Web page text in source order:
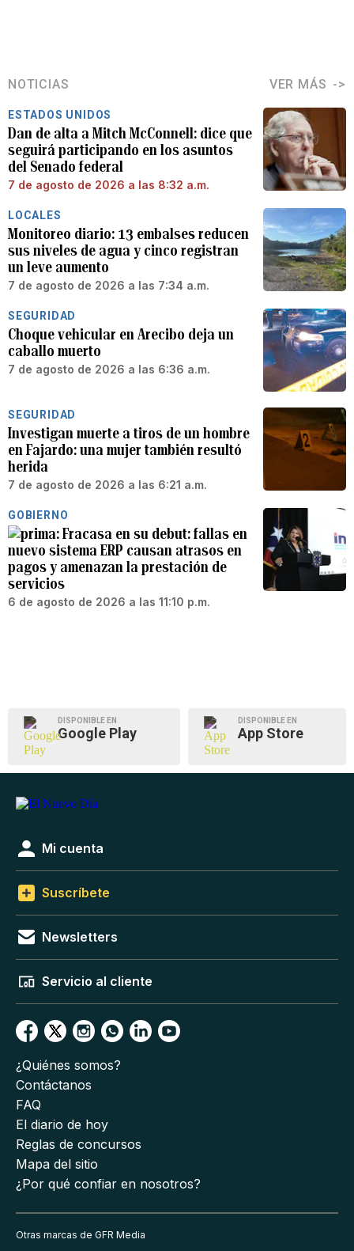
NOTICIAS VER MÁS
ESTADOS UNIDOS
Dan de alta a Mitch McConnell: dice que
seguirá participando en los asuntos
del Senado federal
7 de agosto de 2026 a las 8:32 a.m.
LOCALES
Monitoreo diario: 13 embalses reducen
sus niveles de agua y cinco registran
un leve aumento
7 de agosto de 2026 a las 7:34 a.m.
SEGURIDAD
Choque vehicular en Arecibo deja un
caballo muerto
7 de agosto de 2026 a las 6:36 a.m.
SEGURIDAD
Investigan muerte a tiros de un hombre
en Fajardo: una mujer también resultó
herida
7 de agosto de 2026 a las 6:21 a.m.
GOBIERNO
Fracasa en su debut: fallas en
nuevo sistema ERP causan atrasos en
pagos y amenazan la prestación de
servicios
6 de agosto de 2026 a las 11:10 p.m.
DISPONIBLE EN
Google Play
DISPONIBLE EN
App Store
Mi cuenta
Suscríbete
Newsletters
Servicio al cliente
¿Quiénes somos?
Contáctanos
FAQ
El diario de hoy
Reglas de concursos
Mapa del sitio
¿Por qué confiar en nosotros?
Otras marcas de GFR Media